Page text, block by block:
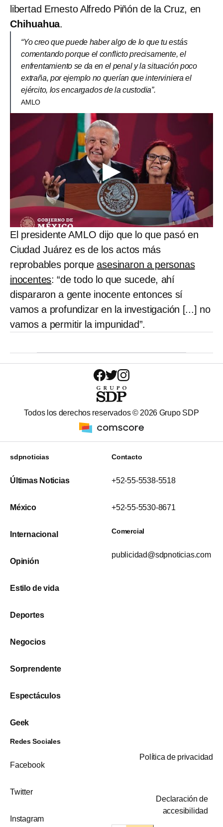
libertad Ernesto Alfredo Piñón de la Cruz, en
Chihuahua.
“Yo creo que puede haber algo de lo que tu estás
comentando porque el conflicto precisamente, el
enfrentamiento se da en el penal y la situación poco
extraña, por ejemplo no querían que interviniera el
ejército, los encargados de la custodia”.
AMLO
El presidente AMLO dijo que lo que pasó en
Ciudad Juárez es de los actos más
reprobables porqueasesinaron a personas
inocentes: “de todo lo que sucede, ahí
dispararon a gente inocente entonces sí
vamos a profundizar en la investigación [...] no
vamos a permitir la impunidad”.
Todos los derechos reservados © 2026 Grupo SDP
sdpnoticias
Últimas Noticias
México
Internacional
Opinión
Estilo de vida
Deportes
Negocios
Sorprendente
Espectáculos
Geek
Contacto
+52-55-5538-5518
+52-55-5530-8671
Comercial
publicidad@sdpnoticias.com
Redes Sociales
Facebook
Twitter
Instagram
Política de privacidad
Declaración de
accesibilidad